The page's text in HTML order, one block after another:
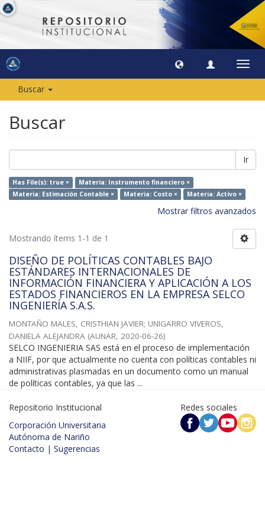
Buscar
Buscar
Ir
Has File(s): true ×
Materia: Instrumento financiero ×
Materia: Estimación Contable ×
Materia: Costo × Materia: Activo ×
Mostrar filtros avanzados
Mostrando ítems 1-1 de 1
DISEÑO DE POLÍTICAS CONTABLES BAJO
ESTÁNDARES INTERNACIONALES DE
INFORMACIÓN FINANCIERA Y APLICACIÓN A LOS
ESTADOS FINANCIEROS EN LA EMPRESA SELCO
INGENIERÍA S.A.S.
MONTAÑO MALES, CRISTHIAN JAVIER; UNIGARRO VIVEROS,
DANIELA ALEJANDRA (AUNAR, 2020-06-26)
SELCO INGENIERIA SAS está en el proceso de implementación
a NIIF, por que actualmente no cuenta con políticas contables ni
administrativas plasmadas en un documento como un manual
de políticas contables, ya que las ...
Repositorio Institucional
Corporación Universitaria
Autónoma de Nariño
Contacto | Sugerencias
Redes sociales